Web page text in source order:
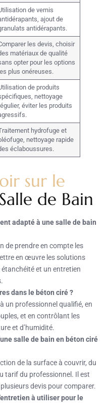
de vernis
ajout de
antidérapants.
les devis, choisir
matériaux de qualité
opter pour les options
plus onéreuses.
de produits
nettoyage
éviter les produits
hydrofuge et
nettoyage rapide
éclaboussures.
sur le
de Bain
adapté à une salle de bain
de prendre en compte les
en œuvre les solutions
et un entretien
dans le béton ciré ?
un professionnel qualifié, en
et en contrôlant les
et d’humidité.
salle de bain en béton ciré
de la surface à couvrir, du
tarif du professionnel. Il est
devis pour comparer.
à utiliser pour le